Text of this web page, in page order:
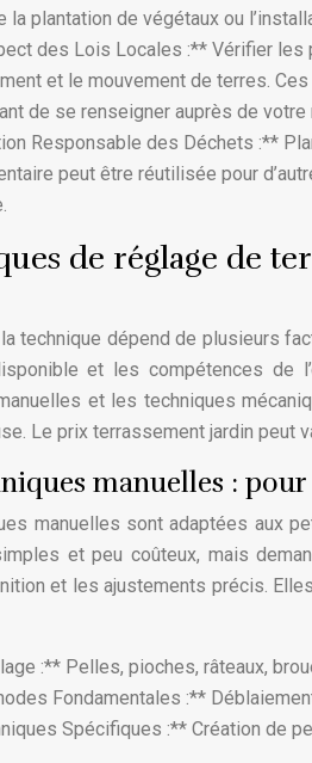
la plantation de végétaux ou
des Lois Locales :** Vérifier les
et le mouvement de terres.
de se renseigner auprès de votre
Responsable des Déchets :**
peut être réutilisée pour
de réglage de
technique dépend de plusieurs
et les compétences de
et les techniques
Le prix terrassement jardin peut
manuelles :
manuelles sont adaptées aux
et peu coûteux, mais
et les ajustements précis.
:** Pelles, pioches, râteaux,
Fondamentales :**
Spécifiques :** Création de